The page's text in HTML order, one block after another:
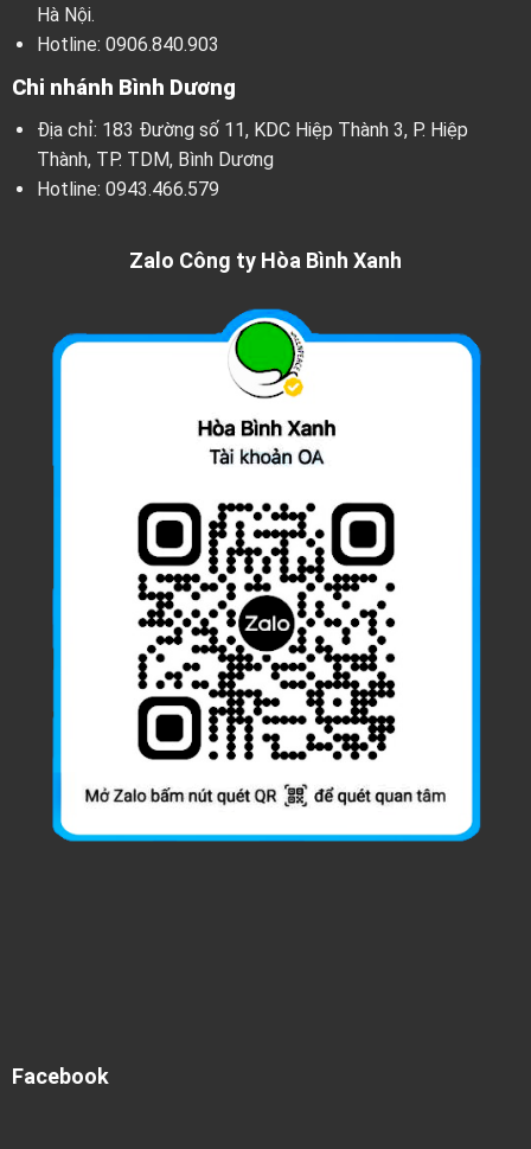
Hà Nội.
Hotline: 0906.840.903
Chi nhánh Bình Dương
Địa chỉ: 183 Đường số 11, KDC Hiệp Thành 3, P. Hiệp
Thành, TP. TDM, Bình Dương
Hotline: 0943.466.579
Zalo Công ty Hòa Bình Xanh
Facebook